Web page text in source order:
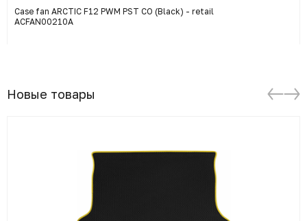
Case fan ARCTIC F12 PWM PST CO (Black) - retail
ACFAN00210A
Новые товары